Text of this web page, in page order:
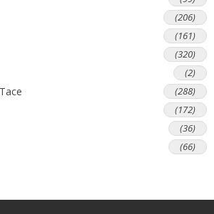
(206)
(161)
(320)
(2)
(288)
(172)
(36)
(66)